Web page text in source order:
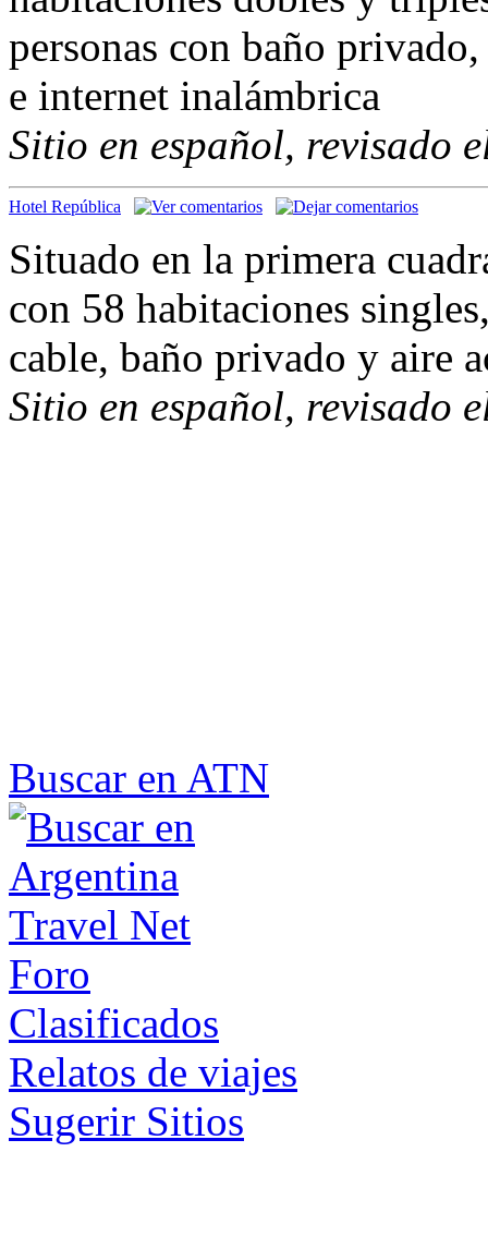
personas con baño
e internet inalámbrica
Sitio en español, revisado
Hotel República
Situado en la primera
con 58 habitaciones
cable, baño privado y aire
Sitio en español, revisado
Buscar en ATN
Foro
Clasificados
Relatos de viajes
Sugerir Sitios